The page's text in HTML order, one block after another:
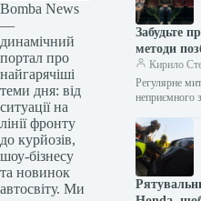
Bomba News
—
динамічний
портал про
найгарячіші
теми дня: від
ситуації на
лінії фронту
до курйозів,
шоу-бізнесу
та новинок
автосвіту. Ми
Забудьте
методи
запаху ніг
Кирило
Регулярне
неприємного
запаху ніг,
поганої